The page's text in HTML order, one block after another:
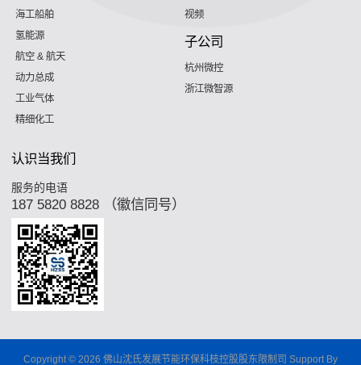
海工船舶
氢能源
航空 & 航天
动力总成
工业气体
精细化工
视频
子公司
杭州微控
浙江微智源
认识当我们
服务的电语
187 5820 8828 （徽信同号）
Copyright © 2026 佛山沈氏发展节能环保科枝控股股东限制司 Support By